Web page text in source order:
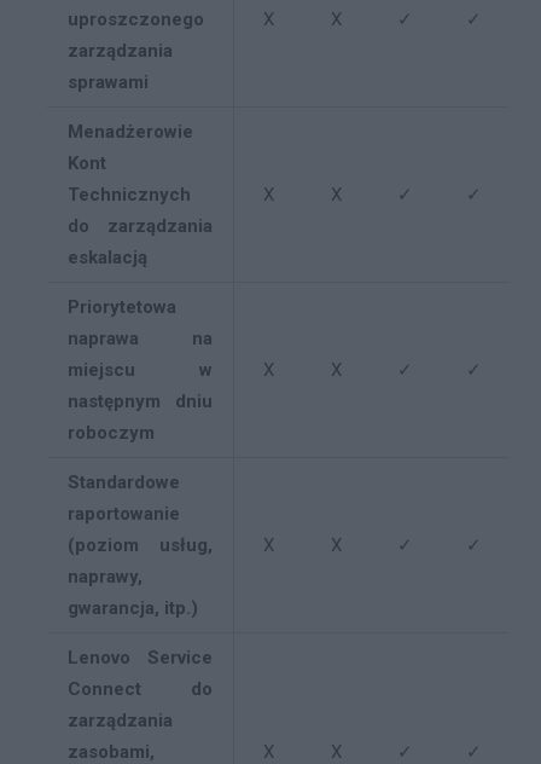
uproszczonego
zarządzania
sprawami
X X ✓ ✓
Menadżerowie
Kont
Technicznych
do zarządzania
eskalacją
X X ✓ ✓
Priorytetowa
naprawa na
miejscu w
następnym dniu
roboczym
X X ✓ ✓
Standardowe
raportowanie
(poziom usług,
naprawy,
gwarancja, itp.)
X X ✓ ✓
Lenovo Service
Connect do
zarządzania
zasobami,
X X ✓ ✓